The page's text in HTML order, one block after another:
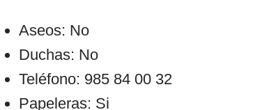
Aseos: No
Duchas: No
Teléfono: 985 84 00 32
Papeleras: Si